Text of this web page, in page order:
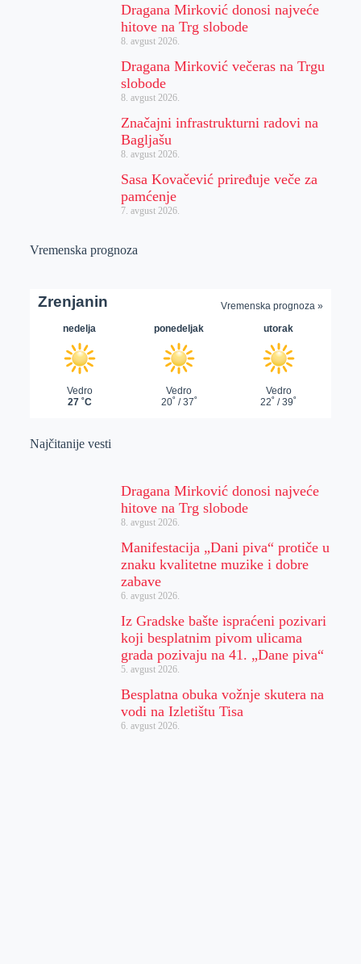
Dragana Mirković donosi najveće
hitove na Trg slobode
8. avgust 2026.
Dragana Mirković večeras na Trgu
slobode
8. avgust 2026.
Značajni infrastrukturni radovi na
Bagljašu
8. avgust 2026.
Sasa Kovačević priređuje veče za
pamćenje
7. avgust 2026.
Vremenska prognoza
Najčitanije vesti
Dragana Mirković donosi najveće
hitove na Trg slobode
8. avgust 2026.
Manifestacija „Dani piva“ protiče u
znaku kvalitetne muzike i dobre
zabave
6. avgust 2026.
Iz Gradske bašte ispraćeni pozivari
koji besplatnim pivom ulicama
grada pozivaju na 41. „Dane piva“
5. avgust 2026.
Besplatna obuka vožnje skutera na
vodi na Izletištu Tisa
6. avgust 2026.